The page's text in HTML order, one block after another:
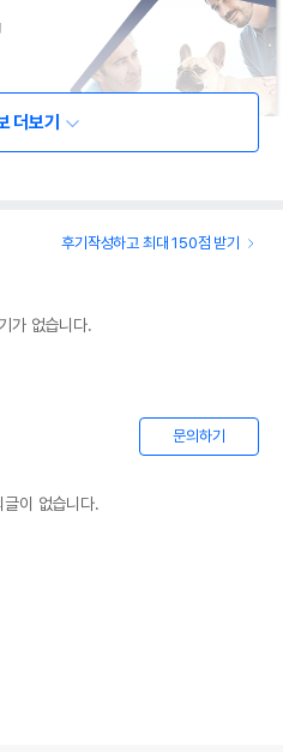
더보기
후기작성하고 최대 150점 받기
가 없습니다.
문의하기
글이 없습니다.